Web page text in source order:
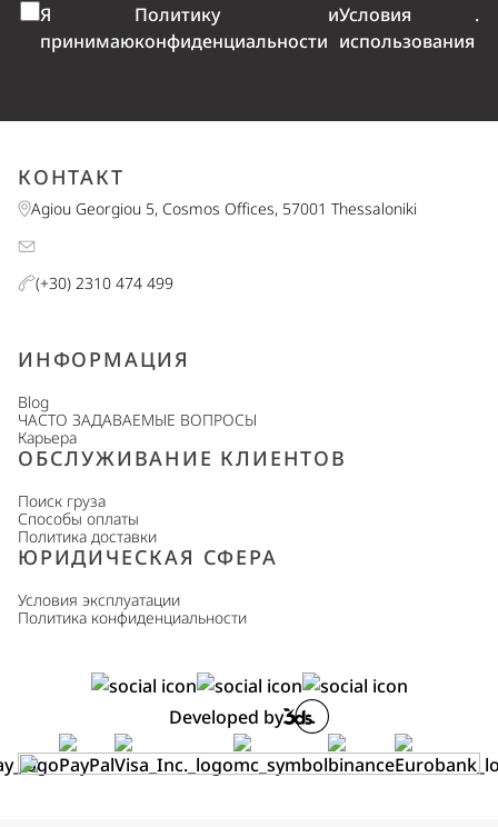
Я
принимаю
Политику
конфиденциальности
иУсловия
использования
.
КОНТАКТ
Agiou Georgiou 5, Cosmos Offices, 57001 Thessaloniki
(+30) 2310 474 499
ИНФОРМАЦИЯ
Blog
ЧАСТО ЗАДАВАЕМЫЕ ВОПРОСЫ
Карьера
ОБСЛУЖИВАНИЕ КЛИЕНТОВ
Поиск груза
Способы оплаты
Политика доставки
ЮРИДИЧЕСКАЯ СФЕРА
Условия эксплуатации
Политика конфиденциальности
Developed by